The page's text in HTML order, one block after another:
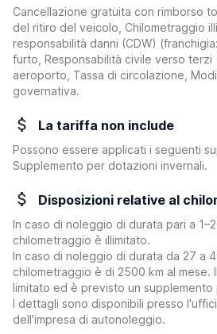
Cancellazione gratuita con rimborso
del ritiro del veicolo, Chilometraggio
responsabilità danni (CDW) (franchigia:
furto, Responsabilità civile verso terzi
aeroporto, Tassa di circolazione,
governativa.
La tariffa non include
Possono essere applicati i seguenti
Supplemento per dotazioni invernali.
Disposizioni relative al
In caso di noleggio di durata pari a
chilometraggio è illimitato.
In caso di noleggio di durata da 27 a
chilometraggio è di 2500 km al mese.
limitato ed è previsto un supplemento
I dettagli sono disponibili presso
dell'impresa di autonoleggio.